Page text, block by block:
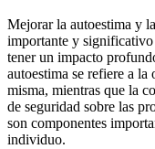
Mejorar la autoestima y
importante y significativo
tener un impacto
autoestima se refiere a
misma, mientras que la
de seguridad sobre las
son componentes
individuo.